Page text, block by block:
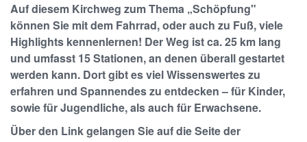
Auf diesem Kirchweg zum Thema „Schöpfung"
können Sie mit dem Fahrrad, oder auch zu Fuß, viele
Highlights kennenlernen! Der Weg ist ca. 25 km lang
und umfasst 15 Stationen, an denen überall gestartet
werden kann. Dort gibt es viel Wissenswertes zu
erfahren und Spannendes zu entdecken – für Kinder,
sowie für Jugendliche, als auch für Erwachsene.
Über den Link gelangen Sie auf die Seite der